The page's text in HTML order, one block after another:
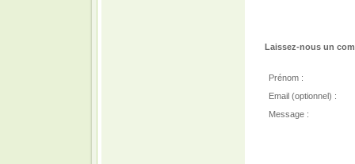
Laissez-nous un
Prénom :
Email (optionnel) :
Message :